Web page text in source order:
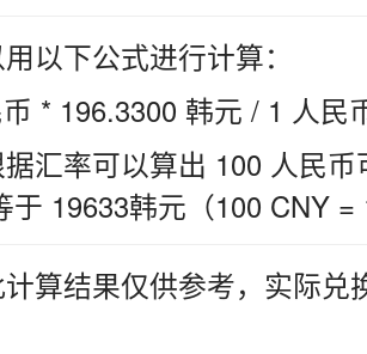
以下公式进行计算：
* 196.3300 韩元 / 1 人民
汇率可以算出 100 人民
于 19633韩元（100 CNY =
算结果仅供参考，实际